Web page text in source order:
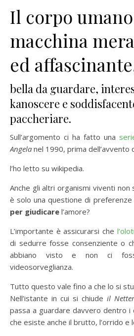
Il corpo
macchina
ed
bella da guardare,
kanoscere e
paccheriare.
Sull’argomento ci ha fatto una
Angela nel 1990, prima dell’avvento
l’ho letto su wikipedia.
Anche gli altri organismi viventi non
è solo una questione di preferenze
per giudicare l’amore?
L’importante è assicurarsi che
di sedurre fosse consenziente o
abbiano visto e non ci
videosorveglianza.
Tutto questo vale fino a che lo si
Nell’istante in cui si chiude il Netter
passa a guardare davvero dentro i
che esiste anche il brutto, l’orrido e